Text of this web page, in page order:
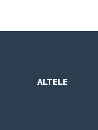
ALTELE